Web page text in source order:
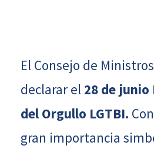
El Consejo de
declarar el 28 de junio
del Orgullo LGTBI.
gran importancia